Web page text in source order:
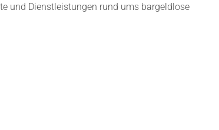
und Dienstleistungen rund ums bargeldlose